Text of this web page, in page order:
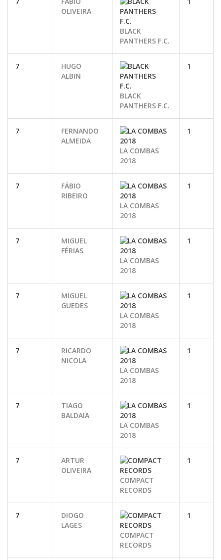
OLIVEIRA
BLACK
PANTHERS F.C.
7
HUGO
ALBIN
BLACK
PANTHERS F.C.
1
7
FERNANDO
ALMEIDA
LA COMBAS
2018
1
7
FÁBIO
RIBEIRO
LA COMBAS
2018
1
7
MIGUEL
FÉRIAS
LA COMBAS
2018
1
7
MIGUEL
GUEDES
LA COMBAS
2018
1
7
RICARDO
NICOLA
LA COMBAS
2018
1
7
TIAGO
BALDAIA
LA COMBAS
2018
1
7
ARTUR
OLIVEIRA
COMPACT
RECORDS
1
7
DIOGO
LAGES
COMPACT
RECORDS
1